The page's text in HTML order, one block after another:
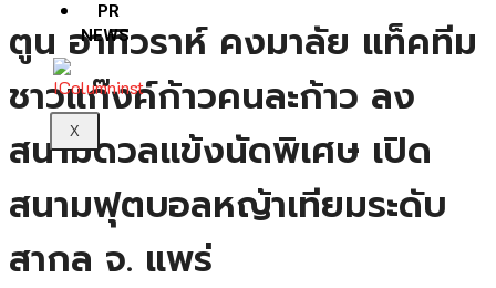
PR
NEWS
X
ตูน อาทิวราห์ คงมาลัย แท็คทีม
ชาวแก๊งค์ก้าวคนละก้าว ลง
สนามดวลแข้งนัดพิเศษ เปิด
สนามฟุตบอลหญ้าเทียมระดับ
สากล จ. แพร่